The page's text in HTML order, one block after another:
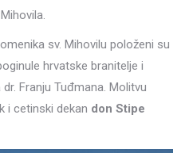
sv. Mihovilu položeni su
hrvatske branitelje i
Franju Tuđmana. Molitvu
i cetinski dekan don Stipe